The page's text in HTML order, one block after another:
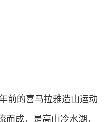
前的喜马拉雅造山运动
成，是高山冷水湖，